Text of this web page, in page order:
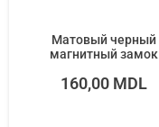
Матовый черный
магнитный замок
160,00 MDL